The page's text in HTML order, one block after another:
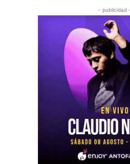
- publicidad -